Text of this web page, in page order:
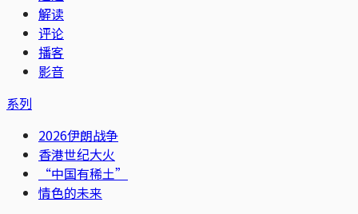
解读
评论
播客
影音
系列
2026伊朗战争
香港世纪大火
“中国有稀土”
情色的未来